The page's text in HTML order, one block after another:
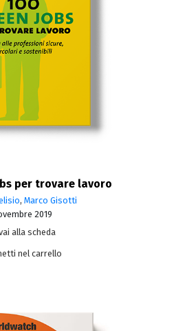
per trovare lavoro
, Marco Gisotti
2019
alla scheda
nel carrello